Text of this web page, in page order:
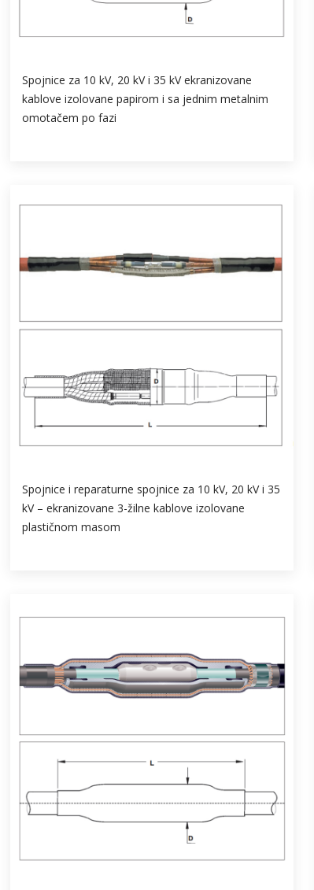
Spojnice za 10 kV, 20 kV i 35 kV ekranizovane
kablove izolovane papirom i sa jednim metalnim
omotačem po fazi
Spojnice i reparaturne spojnice za 10 kV, 20 kV i 35
kV – ekranizovane 3-žilne kablove izolovane
plastičnom masom